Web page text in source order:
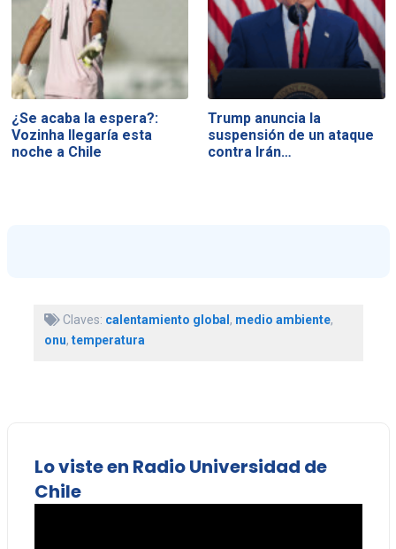
¿Se acaba la espera?:
Vozinha llegaría esta
noche a Chile
Trump anuncia la
suspensión de un ataque
contra Irán…
Claves: calentamiento global , medio ambiente,
onu, temperatura
Lo viste en Radio Universidad de
Chile